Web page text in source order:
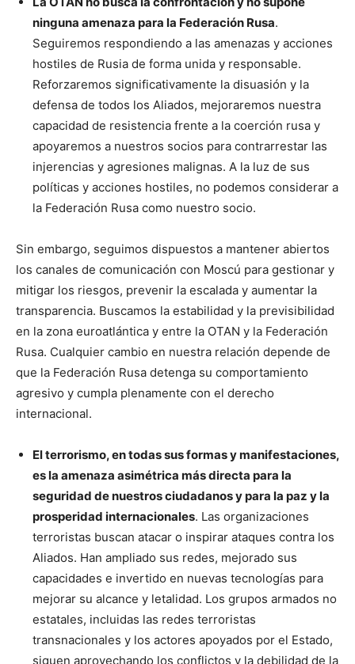
ninguna amenaza para la Federación Rusa.
Seguiremos respondiendo a las amenazas y acciones
hostiles de Rusia de forma unida y responsable.
Reforzaremos significativamente la disuasión y la
defensa de todos los Aliados, mejoraremos nuestra
capacidad de resistencia frente a la coerción rusa y
apoyaremos a nuestros socios para contrarrestar las
injerencias y agresiones malignas. A la luz de sus
políticas y acciones hostiles, no podemos considerar a
la Federación Rusa como nuestro socio.
Sin embargo, seguimos dispuestos a mantener abiertos
los canales de comunicación con Moscú para gestionar y
mitigar los riesgos, prevenir la escalada y aumentar la
transparencia. Buscamos la estabilidad y la previsibilidad
en la zona euroatlántica y entre la OTAN y la Federación
Rusa. Cualquier cambio en nuestra relación depende de
que la Federación Rusa detenga su comportamiento
agresivo y cumpla plenamente con el derecho
internacional.
El terrorismo, en todas sus formas y manifestaciones,
es la amenaza asimétrica más directa para la
seguridad de nuestros ciudadanos y para la paz y la
prosperidad internacionales. Las organizaciones
terroristas buscan atacar o inspirar ataques contra los
Aliados. Han ampliado sus redes, mejorado sus
capacidades e invertido en nuevas tecnologías para
mejorar su alcance y letalidad. Los grupos armados no
estatales, incluidas las redes terroristas
transnacionales y los actores apoyados por el Estado,
siguen aprovechando los conflictos y la debilidad de la